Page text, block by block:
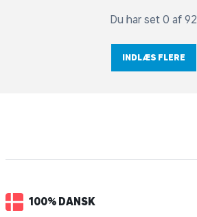
Du har set 0 af 92
INDLÆS FLERE
100% DANSK